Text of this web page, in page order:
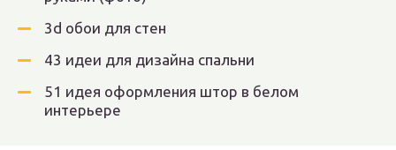
3d обои для стен
43 идеи для дизайна спальни
51 идея оформления штор в белом
интерьере